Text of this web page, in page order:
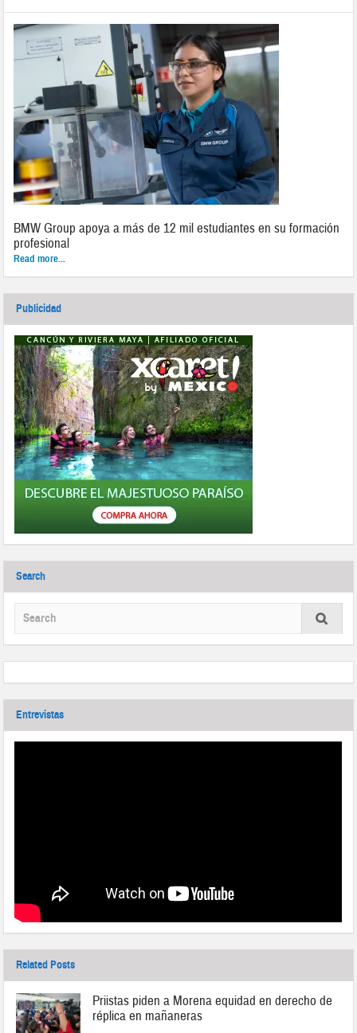
BMW Group apoya a más de 12 mil estudiantes en su formación
profesional
Read more...
Publicidad
Search
Entrevistas
Related Posts
Priistas piden a Morena equidad en derecho de
réplica en mañaneras